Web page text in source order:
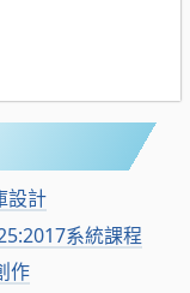
設計
系統課程
作